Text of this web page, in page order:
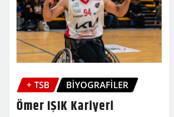
+ TSB BİYOGRAFİLER
Ömer IŞIK Kariyeri